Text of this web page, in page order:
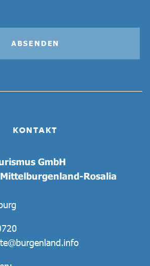
KONTAKT
GmbH
Rosalia
ABSENDEN